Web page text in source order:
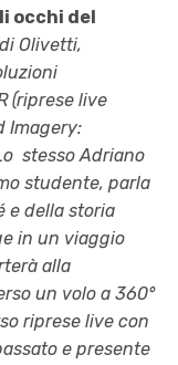
occhi del
Olivetti,
(riprese live
Imagery:
stesso Adriano
studente, parla
e della storia
in un viaggio
alla
un volo a 360°
riprese live con
e presente